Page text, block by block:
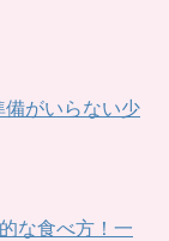
がいらない少
な食べ方！一